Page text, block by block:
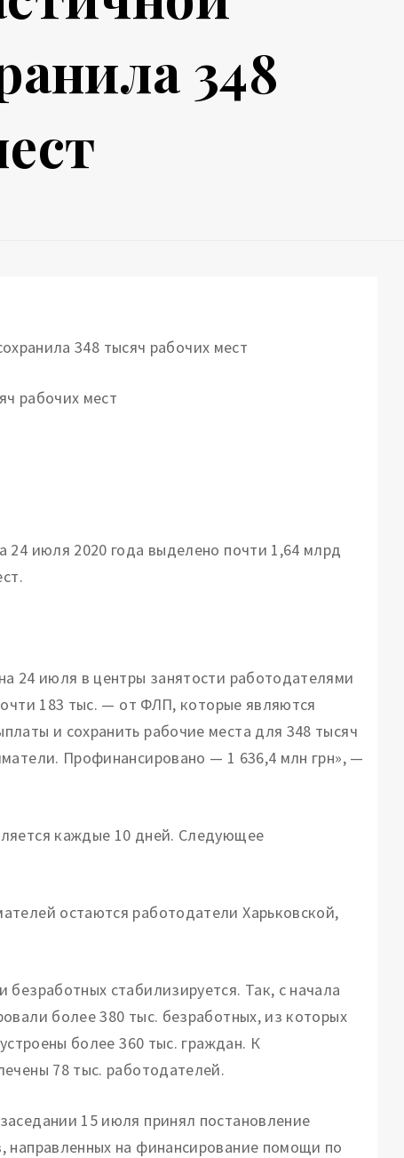
348
рабочих мест
24 июля 2020 года выделено почти 1,64 млрд
24 июля в центры занятости работодателями
183 тыс. — от ФЛП, которые являются
и сохранить рабочие места для 348 тысяч
Профинансировано — 1 636,4 млн грн», —
каждые 10 дней. Следующее
остаются работодатели Харьковской,
стабилизируется. Так, с начала
более 380 тыс. безработных, из которых
более 360 тыс. граждан. К
78 тыс. работодателей.
15 июля принял постановление
направленных на финансирование помощи по